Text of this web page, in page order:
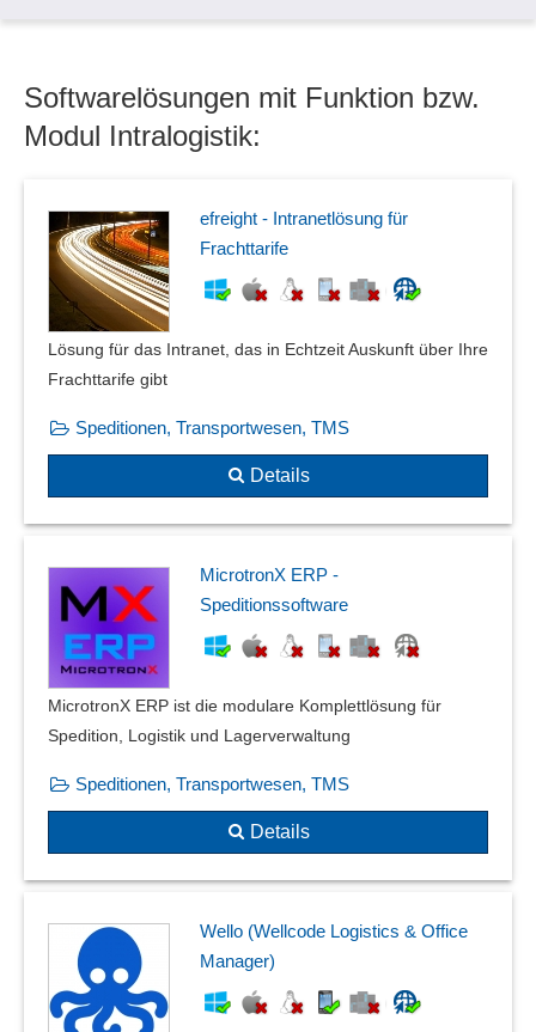
VIN-Abfrage
Yard Management
Softwarelösungen mit Funktion bzw.
Modul Intralogistik:
efreight - Intranetlösung für
Frachttarife
Lösung für das Intranet, das in Echtzeit Auskunft über Ihre
Frachttarife gibt
Speditionen, Transportwesen, TMS
Details
MicrotronX ERP -
Speditionssoftware
MicrotronX ERP ist die modulare Komplettlösung für
Spedition, Logistik und Lagerverwaltung
Speditionen, Transportwesen, TMS
Details
Wello (Wellcode Logistics & Office
Manager)